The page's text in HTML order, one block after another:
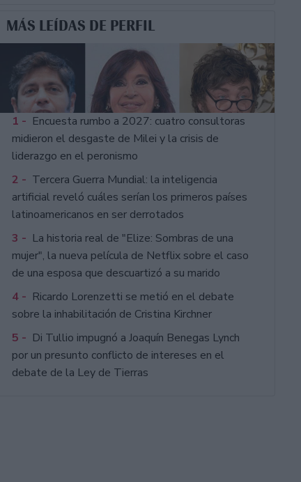
MÁS LEÍDAS DE PERFIL
1 - Encuesta rumbo a 2027: cuatro consultoras
midieron el desgaste de Milei y la crisis de
liderazgo en el peronismo
2 - Tercera Guerra Mundial: la inteligencia
artificial reveló cuáles serían los primeros países
latinoamericanos en ser derrotados
3 - La historia real de "Elize: Sombras de una
mujer", la nueva película de Netflix sobre el caso
de una esposa que descuartizó a su marido
4 - Ricardo Lorenzetti se metió en el debate
sobre la inhabilitación de Cristina Kirchner
5 - Di Tullio impugnó a Joaquín Benegas Lynch
por un presunto conflicto de intereses en el
debate de la Ley de Tierras